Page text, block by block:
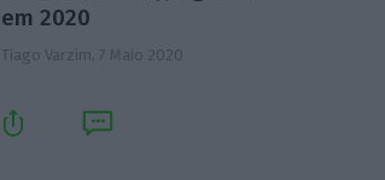
em 2020
Tiago Varzim,7 Maio 2020